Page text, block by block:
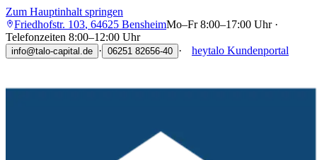
Zum Hauptinhalt springen
Friedhofstr. 103, 64625 BensheimMo–Fr 8:00–17:00 Uhr ·
Telefonzeiten 8:00–12:00 Uhr
info@talo-capital.de · 06251 82656-40 · heytalo Kundenportal